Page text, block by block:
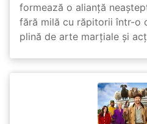
formează o alianță
fără milă cu răpitorii într-o
plină de arte marțiale și